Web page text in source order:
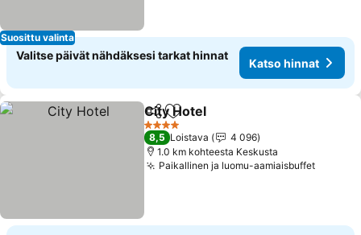
Suosittu valinta
Valitse päivät nähdäksesi tarkat hinnat
Katso hinnat
Jaa Lisää suosikkeihin
City Hotel
4 Tähtiluokitus
8,5 Loistava
4 096
1.0 km kohteesta Keskusta
Paikallinen ja luomu-aamiaisbuffetKatso